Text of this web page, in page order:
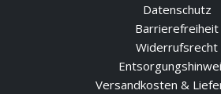
Datenschutz
Barrierefreiheit
Widerrufsrecht
Versandkosten &